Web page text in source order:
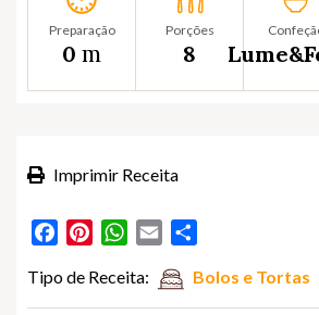
Preparação
0 m
Porções
8
Imprimir Receita
FacebookPinterestWhatsApp
Email
Tipo de Receita: Bolos e Tortas